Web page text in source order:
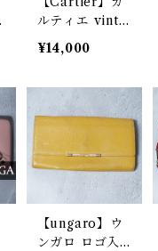
ルティエ vinta
ge シルクスカ
ーフ khaki
¥14,000
【ungaro】ウ
ンガロ ロゴ入